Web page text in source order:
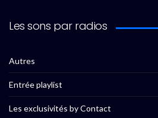
Les sons par radios
Autres
Entrée playlist
Les exclusivités by Contact